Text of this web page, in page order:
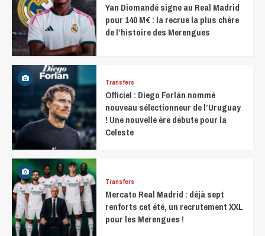
Yan Diomandé signe au Real Madrid
pour 140 M€ : la recrue la plus chère
de l’histoire des Merengues
Transfers
Officiel : Diego Forlán nommé
nouveau sélectionneur de l’Uruguay
! Une nouvelle ère débute pour la
Celeste
Transfers
Mercato Real Madrid : déjà sept
renforts cet été, un recrutement XXL
pour les Merengues !